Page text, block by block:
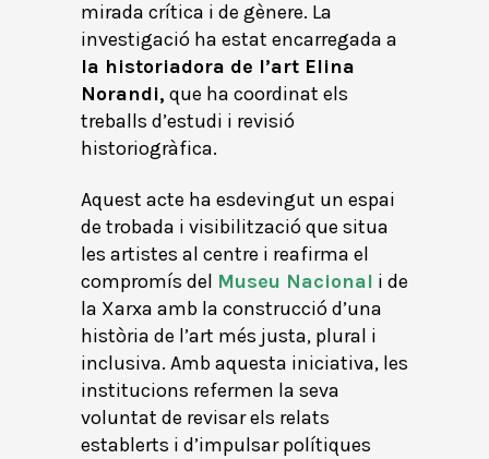
mirada crítica i de gènere. La
investigació ha estat encarregada a
la historiadora de l’art Elina
Norandi, que ha coordinat els
treballs d’estudi i revisió
historiogràfica.
Aquest acte ha esdevingut un espai
de trobada i visibilització que situa
les artistes al centre i reafirma el
compromís del Museu Nacional i de
la Xarxa amb la construcció d’una
història de l’art més justa, plural i
inclusiva. Amb aquesta iniciativa, les
institucions refermen la seva
voluntat de revisar els relats
establerts i d’impulsar polítiques